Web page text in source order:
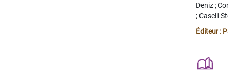
Deniz;
;Caselli
Juan
Éditeur :